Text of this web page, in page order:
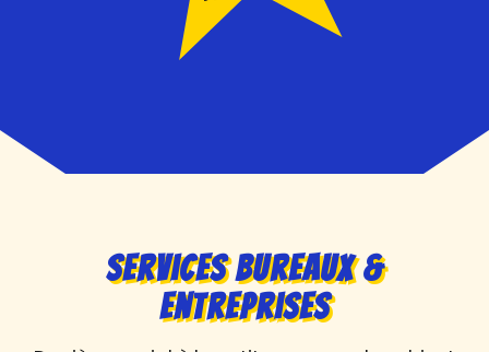
Services Bureaux &
Entreprises